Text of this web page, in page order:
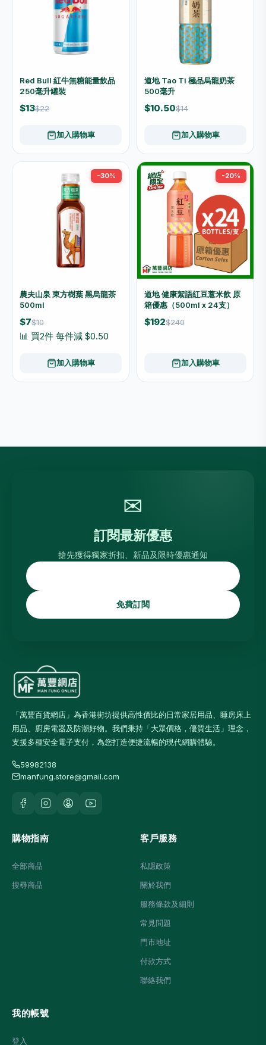
Red Bull 紅牛無糖能量飲品
250毫升罐裝
$13$22
加入購物車
道地 Tao Ti 極品烏龍奶茶
500毫升
$10.50$14
加入購物車
-30%
農夫山泉 東方樹葉 黑烏龍茶
500ml
$7$10
📊 買2件 每件減 $0.50
加入購物車
-20%
道地 健康絮語紅豆薏米飲 原
箱優惠（500ml x 24支）
$192$240
加入購物車
✉
訂閱最新優惠
搶先獲得獨家折扣、新品及限時優惠通知
免費訂閱
「萬豐百貨網店」為香港街坊提供高性價比的日常家居用品、睡房床上
用品、廚房電器及防潮好物。我們秉持「大眾價格，優質生活」理念，
支援多種安全電子支付，為您打造便捷流暢的現代網購體驗。
59982138
manfung.store@gmail.com
購物指南
全部商品
搜尋商品
客戶服務
私隱政策
關於我們
服務條款及細則
常見問題
門市地址
付款方式
聯絡我們
我的帳號
登入